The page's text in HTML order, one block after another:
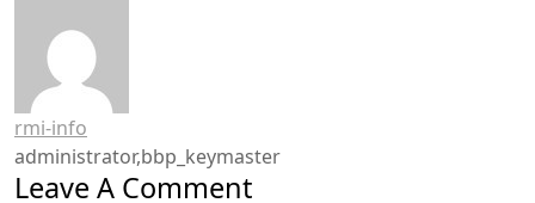
rmi-info
administrator,bbp_keymaster
Leave A Comment